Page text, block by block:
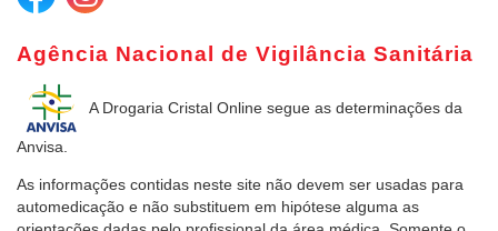
Agência Nacional de Vigilância Sanitária
A Drogaria Cristal Online segue as determinações da
Anvisa.
As informações contidas neste site não devem ser usadas para
automedicação e não substituem em hipótese alguma as